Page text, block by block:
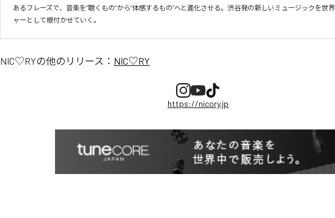
あるフレーズで、音楽を“聴くもの”から“体感するもの”へと進化させる。渋谷発の新しいミュージックを世
ャーとして根付かせていく。
NIC♡RYの他のリリース： NIC♡RY
https://nicory.jp